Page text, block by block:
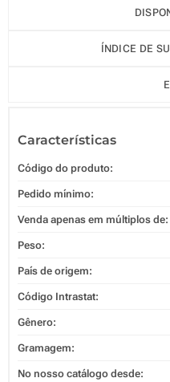
ÍNDICE DE
Características
Código do produto:
Pedido mínimo:
Venda apenas em múltiplos de:
Peso:
País de origem:
Código Intrastat:
Gênero:
Gramagem:
No nosso catálogo desde: